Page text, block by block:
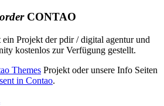
CONTAO
ein Projekt der pdir / digital agentur und
kostenlos zur Verfügung gestellt.
Themes Projekt oder unsere Info Seiten
in Contao.